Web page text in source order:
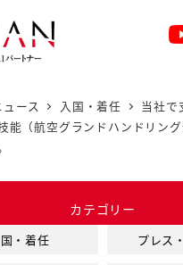
ュース 入国・着任
当社で
能（航空グランドハンドリン
カテゴリー
・着任 プレス